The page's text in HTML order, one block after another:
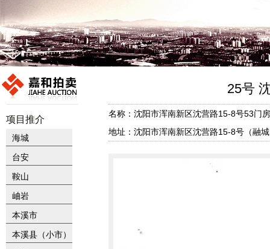
项目推介
海城
台安
鞍山
岫岩
本溪市
本溪县（小市）
25号
名称：沈阳市浑南新区沈营路15-8号53门
地址：沈阳市浑南新区沈营路15-8号（融